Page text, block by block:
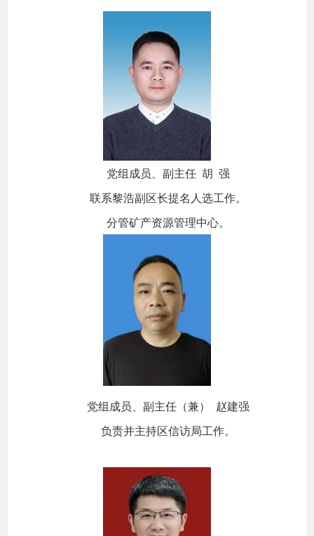
党组成员、副主任 胡 强
联系黎浩副区长提名人选工作。
分管矿产资源管理中心。
党组成员、副主任（兼） 赵建强
负责并主持区信访局工作。